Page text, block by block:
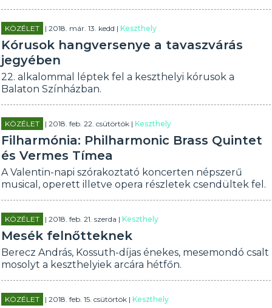
KÖZÉLET | 2018. már. 13. kedd |Keszthely
Kórusok hangversenye a tavaszvárás
jegyében
22. alkalommal léptek fel a keszthelyi kórusok a
Balaton Színházban.
KÖZÉLET | 2018. feb. 22. csütörtök |Keszthely
Filharmónia: Philharmonic Brass Quintet
és Vermes Tímea
A Valentin-napi szórakoztató koncerten népszerű
musical, operett illetve opera részletek csendültek fel.
KÖZÉLET | 2018. feb. 21. szerda |Keszthely
Mesék felnőtteknek
Berecz András, Kossuth-díjas énekes, mesemondó csalt
mosolyt a keszthelyiek arcára hétfőn.
KÖZÉLET | 2018. feb. 15. csütörtök |Keszthely